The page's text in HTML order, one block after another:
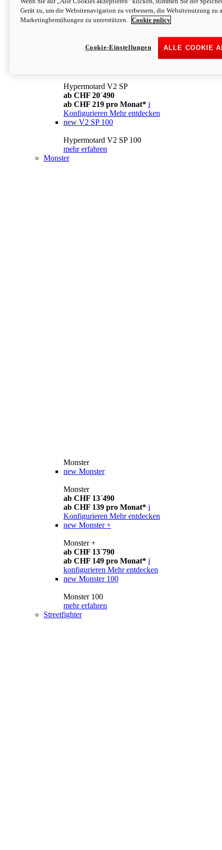
Konfigurieren Mehr entdecken
newV2
ab CHF 169 pro Monat* i
Mehr entdecken
Hypermotard V2 SP
ab CHF 20´490
ab CHF 219 pro Monat* i
Konfigurieren Mehr entdecken
new V2 SP 100
Hypermotard V2 SP 100
mehr erfahren
Monster
Monster
new Monster
Monster
ab CHF 13´490
ab CHF 139 pro Monat* i
Konfigurieren Mehr entdecken
new Monster +
Monster +
ab CHF 13´790
ab CHF 149 pro Monat* i
konfigurieren Mehr entdecken
new Monster 100
Monster 100
mehr erfahren
Streetfighter
Gerät zu, um die Websitenavigation zu verbessern, die Websitenutzung zu
Marketingbemühungen zu unterstützen.
Cookie policy
ALLE COOKIE
Cookie-Einstellungen